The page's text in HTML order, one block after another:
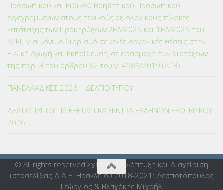
Προσωπικού και Ειδικού Βοηθητικού Προσωπικού
εγγεγραμμένων στους τελικούς αξιολογικούς πίνακες
κατάταξης των Προκηρύξεων 2ΕΑ/2025 και 1ΕΑ/2025 του
ΑΣΕΠ για μόνιμο διορισμό σε κενές οργανικές θέσεις στην
Ειδική Αγωγή και Εκπαίδευση, σε εφαρμογή των διατάξεων
της παρ. 3 του άρθρου 62 του ν. 4589/2019 (Α΄13)
ΠΑΝΕΛΛΑΔΙΚΕΣ 2026 – ΔΕΛΤΙΟ ΤΥΠΟΥ
ΔΕΛΤΙΟ ΤΥΠΟΥ ΓΙΑ ΕΞΕΤΑΣΤΙΚΑ ΚΕΝΤΡΑ ΕΛΛΗΝΩΝ ΕΞΩΤΕΡΙΚΟΥ
2026
© All rights reserved Σχεδίαση, Ανάπτυξη και Διαχείριση
ιστοσελίδας Δ.Δ.Ε. Ηρακλείου 2018-2021: Δεσποτόπουλος
Γεώργιος & Βλαχάκης Μιχαήλ